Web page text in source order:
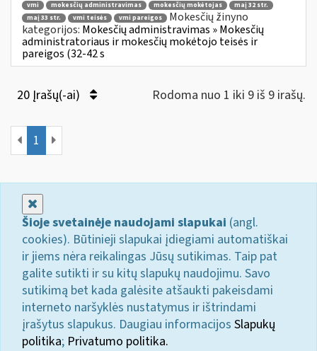
vmi mokesčių administravimas mokesčių mokėtojas
maį 32 str.
maį 33 str.
vmi teisės vmi pareigos
Mokesčių žinyno
kategorijos: Mokesčių administravimas » Mokesčių
administratoriaus ir mokesčių mokėtojo teisės ir
pareigos (32-42 s
20 Įrašų(-ai) Rodoma nuo 1 iki 9 iš 9 irašų.
1
Šioje svetainėje naudojami slapukai (angl.
cookies). Būtinieji slapukai įdiegiami automatiškai
ir jiems nėra reikalingas Jūsų sutikimas. Taip pat
galite sutikti ir su kitų slapukų naudojimu. Savo
sutikimą bet kada galėsite atšaukti pakeisdami
interneto naršyklės nustatymus ir ištrindami
įrašytus slapukus. Daugiau informacijos Slapukų
politika; Privatumo politika.